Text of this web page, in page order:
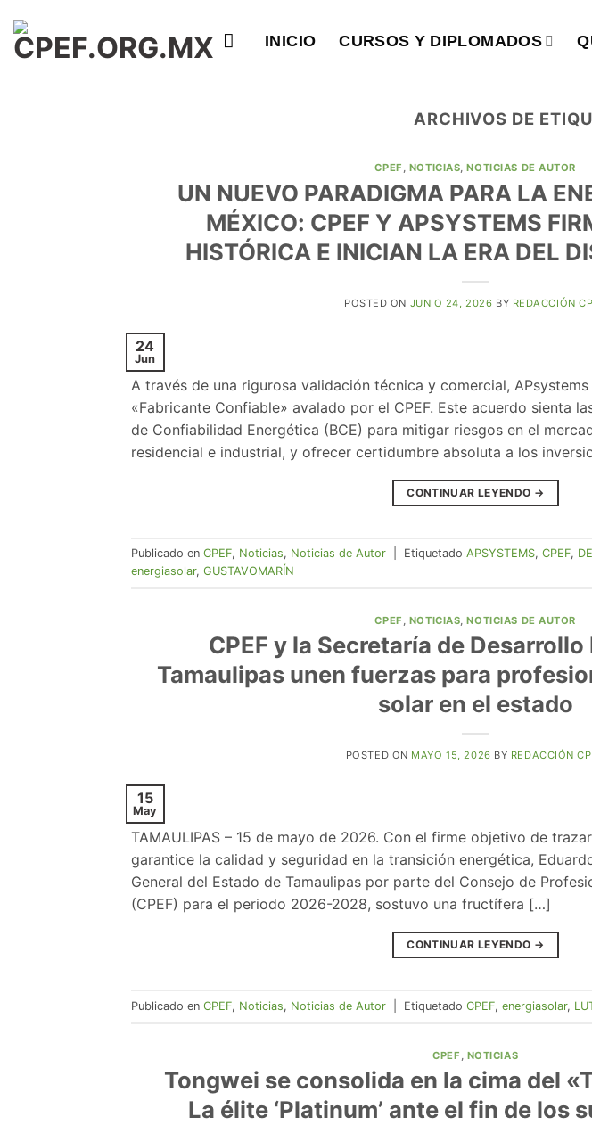
contenido
INICIO CURSOS Y DIPLOMADOS
ARCHIVOS DE
CPEF , NOTICIAS,NOTICIAS DE AUTOR
UN NUEVO PARADIGMA PARA LA
MÉXICO: CPEF Y APSYSTEMS
HISTÓRICA E INICIAN LA ERA DEL
POSTED ON JUNIO 24, 2026 BY REDACCIÓN
24
Jun
A través de una rigurosa validación técnica y comercial,
«Fabricante Confiable» avalado por el CPEF. Este acuerdo sienta
de Confiabilidad Energética (BCE) para mitigar riesgos en el
residencial e industrial, y ofrecer certidumbre absoluta a los
CONTINUAR LEYENDO →
Publicado en CPEF, Noticias, Noticias de Autor Etiquetado APSYSTEMS, CPEF,
energiasolar, GUSTAVOMARÍN
CPEF , NOTICIAS,NOTICIAS DE AUTOR
CPEF y la Secretaría de
Tamaulipas unen fuerzas para
solar en el estado
POSTED ON MAYO 15, 2026 BY REDACCIÓN
15
May
TAMAULIPAS – 15 de mayo de 2026. Con el firme objetivo de
garantice la calidad y seguridad en la transición energética,
General del Estado de Tamaulipas por parte del Consejo de
(CPEF) para el periodo 2026-2028, sostuvo una fructífera […]
CONTINUAR LEYENDO →
Publicado en CPEF, Noticias, Noticias de Autor Etiquetado CPEF, energiasolar,
CPEF NOTICIAS
Tongwei se consolida en la cima del
La élite ‘Platinum’ ante el fin de los